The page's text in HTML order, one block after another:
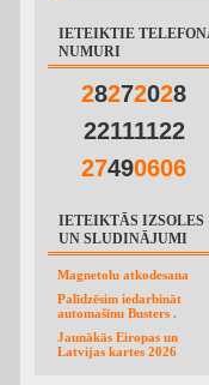
IETEIKTIE
NUMURI
28272028
22111122
27490606
IETEIKTĀS IZSOLES
UN SLUDINĀJUMI
Magnetolu atkodesana
Palīdzēsim iedarbināt
automašīnu Busters .
Jaunākās Eiropas un
Latvijas kartes 2026